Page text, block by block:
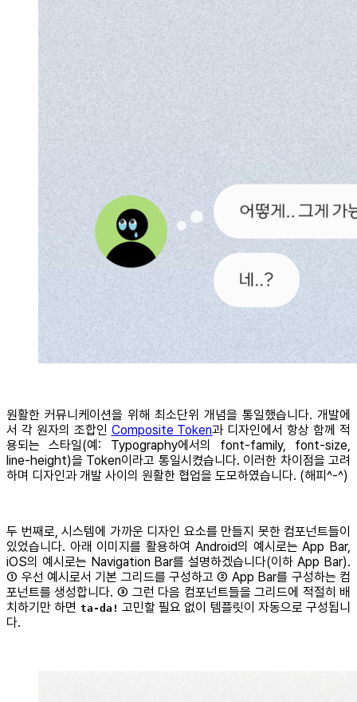
원활한 커뮤니케이션을 위해 최소단위 개념을 통일했습니다. 개발에
서 각 원자의 조합인 Composite Token과 디자인에서 항상 함께 적
용되는 스타일(예: Typography에서의 font-family, font-size,
line-height)을 Token이라고 통일시켰습니다. 이러한 차이점을 고려
하며 디자인과 개발 사이의 원활한 협업을 도모하였습니다. (해피^-^)
두 번째로, 시스템에 가까운 디자인 요소를 만들지 못한 컴포넌트들이
있었습니다. 아래 이미지를 활용하여 Android의 예시로는 App Bar,
iOS의 예시로는 Navigation Bar를 설명하겠습니다(이하 App Bar).
① 우선 예시로서 기본 그리드를 구성하고 ② App Bar를 구성하는 컴
포넌트를 생성합니다. ③ 그런 다음 컴포넌트들을 그리드에 적절히 배
치하기만 하면 ta-da! 고민할 필요 없이 템플릿이 자동으로 구성됩니
다.